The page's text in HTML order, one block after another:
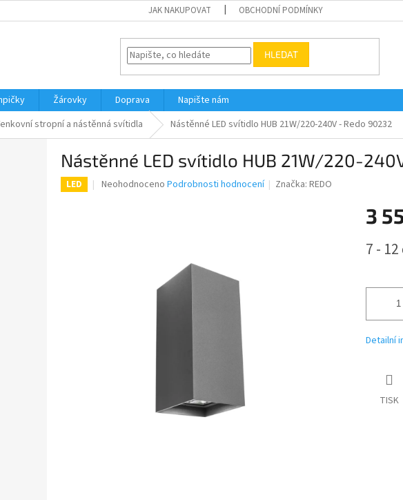
JAK NAKUPOVAT OBCHODNÍ PODMÍNKY
HLEDAT
Žárovky Doprava
Napište nám
stropní a nástěnná svítidla Nástěnné LED svítidlo HUB 21W/220-240V - Redo 90232
Nástěnné LED svítidlo HUB 21W/220-
LED
Průměrné
Neohodnoceno Podrobnosti hodnocení Značka:REDO
3
cena:
7 -
Detailní
TISK